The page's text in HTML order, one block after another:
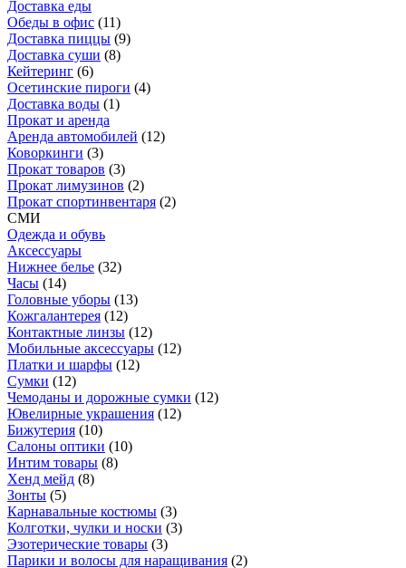
Доставка еды
Обеды в офис (11)
Доставка пиццы (9)
Доставка суши (8)
Кейтеринг (6)
Осетинские пироги (4)
Доставка воды (1)
Прокат и аренда
Аренда автомобилей (12)
Коворкинги (3)
Прокат товаров (3)
Прокат лимузинов (2)
Прокат спортинвентаря (2)
СМИ
Одежда и обувь
Аксессуары
Нижнее белье (32)
Часы (14)
Головные уборы (13)
Кожгалантерея (12)
Контактные линзы (12)
Мобильные аксессуары (12)
Платки и шарфы (12)
Сумки (12)
Чемоданы и дорожные сумки (12)
Ювелирные украшения (12)
Бижутерия (10)
Салоны оптики (10)
Интим товары (8)
Хенд мейд (8)
Зонты (5)
Карнавальные костюмы (3)
Колготки, чулки и носки (3)
Эзотерические товары (3)
Парики и волосы для наращивания (2)